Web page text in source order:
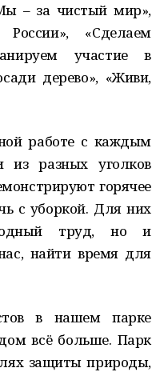
– за чистый мир»,
«Сделаем
участие в
дерево», «Живи,
работе с каждым
разных уголков
горячее
с уборкой. Для них
труд, но и
найти время для
в нашем парке
всё больше. Парк
защиты природы,